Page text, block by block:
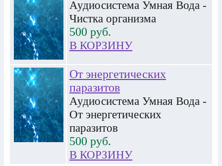
Аудиосистема Умная Вода -
Чистка организма
500 руб.
В КОРЗИНУ
От энергетических
паразитов
Аудиосистема Умная Вода -
От энергетических
паразитов
500 руб.
В КОРЗИНУ